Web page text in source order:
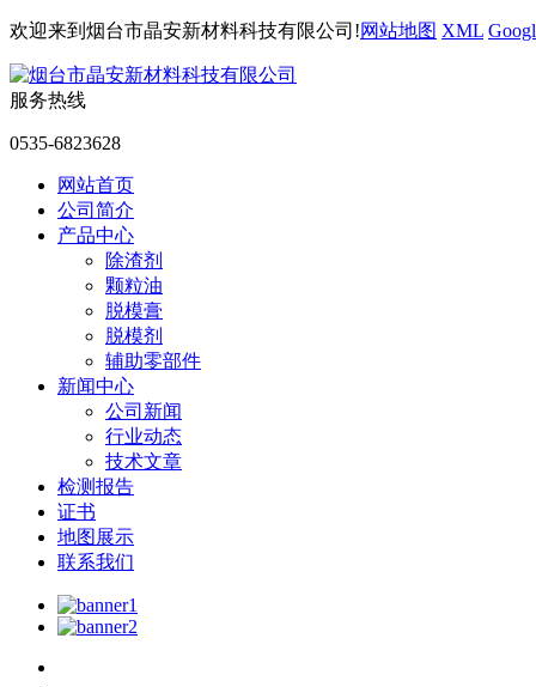
欢迎来到烟台市晶安新材料科技有限公司!网站地图 XML
服务热线
0535-6823628
网站首页
公司简介
产品中心
除渣剂
颗粒油
脱模膏
脱模剂
辅助零部件
新闻中心
公司新闻
行业动态
技术文章
检测报告
证书
地图展示
联系我们